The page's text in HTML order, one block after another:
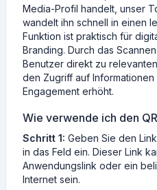
Media-Profil handelt, unser
wandelt ihn schnell in einen
Funktion ist praktisch für
Branding. Durch das
Benutzer direkt zu
den Zugriff auf
Engagement erhöht.
Wie verwende ich den
Schritt 1: Geben Sie den
in das Feld ein. Dieser Link
Anwendungslink oder ein
Internet sein.